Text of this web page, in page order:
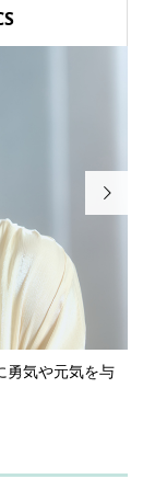
輝×長野凌大（原
